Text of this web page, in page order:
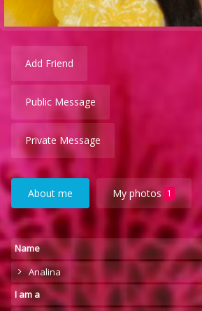
Add Friend
Public Message
Private Message
About me My photos 1
Name
Analina
I am a